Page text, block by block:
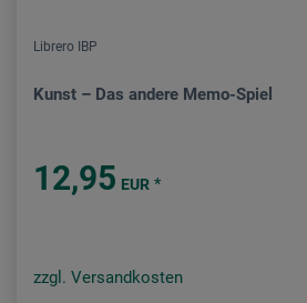
Librero IBP
Kunst – Das andere Memo-Spiel
12,95 EUR *
zzgl. Versandkosten